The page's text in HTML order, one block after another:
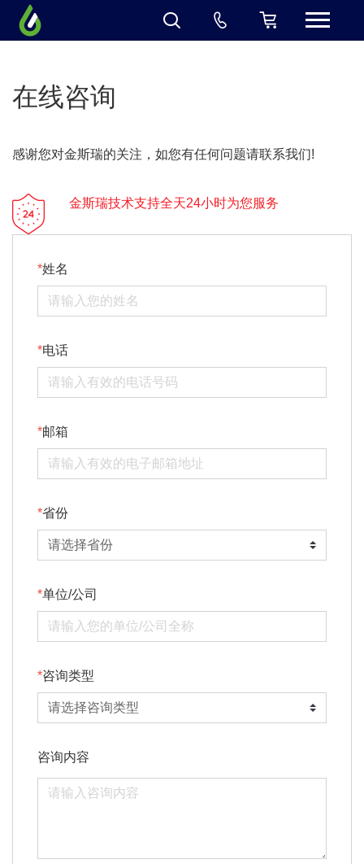
在线咨询
感谢您对金斯瑞的关注，如您有任何问题请联系我们!
金斯瑞技术支持全天24小时为您服务
姓名
电话
邮箱
省份
单位/公司
咨询类型
咨询内容